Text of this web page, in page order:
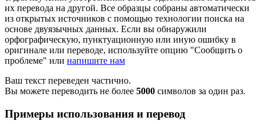
их перевода на другой. Все образцы собраны автоматически
из открытых источников с помощью технологии поиска на
основе двуязычных данных. Если вы обнаружили
орфографическую, пунктуационную или иную ошибку в
оригинале или переводе, используйте опцию "Сообщить о
проблеме" или напишите нам
Ваш текст переведен частично.
Вы можете переводить не более 5000 символов за один раз.
Примеры использования и перевод